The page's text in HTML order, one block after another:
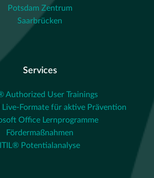
Potsdam Zentrum
Saarbrücken
Services
Authorized User Trainings
Live-Formate für aktive Prävention
Office Lernprogramme
Fördermaßnahmen
ITIL® Potentialanalyse